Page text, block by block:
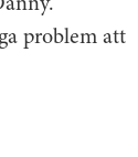
problem att